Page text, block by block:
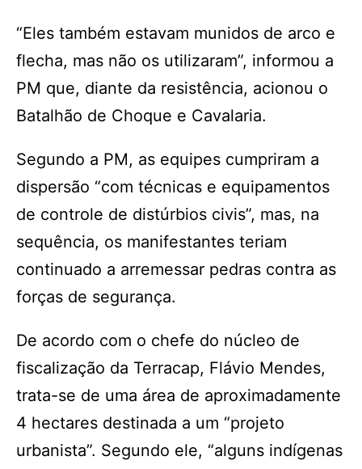
“Eles também estavam munidos de arco e
flecha, mas não os utilizaram”, informou a
PM que, diante da resistência, acionou o
Batalhão de Choque e Cavalaria.
Segundo a PM, as equipes cumpriram a
dispersão “com técnicas e equipamentos
de controle de distúrbios civis”, mas, na
sequência, os manifestantes teriam
continuado a arremessar pedras contra as
forças de segurança.
De acordo com o chefe do núcleo de
fiscalização da Terracap, Flávio Mendes,
trata-se de uma área de aproximadamente
4 hectares destinada a um “projeto
urbanista”. Segundo ele, “alguns indígenas